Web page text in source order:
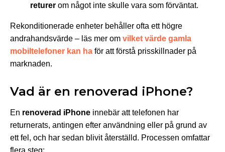
returer om något inte skulle vara som förväntat.
Rekonditionerade enheter behåller ofta ett högre
andrahandsvärde – läs mer om vilket värde gamla
mobiltelefoner kan ha för att förstå prisskillnader på
marknaden.
Vad är en renoverad iPhone?
En renoverad iPhone innebär att telefonen har
returnerats, antingen efter användning eller på grund av
ett fel, och har sedan blivit återställd. Processen omfattar
flera steg: